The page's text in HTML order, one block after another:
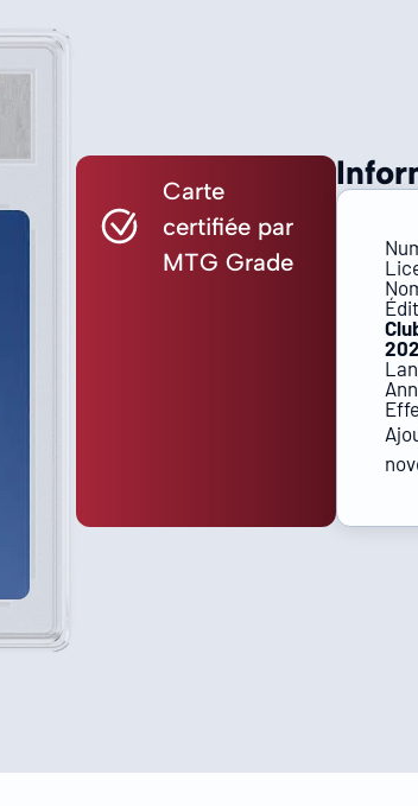
Carte
certifiée par
MTG Grade